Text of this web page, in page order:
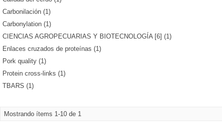
Carbonilación (1)
Carbonylation (1)
CIENCIAS AGROPECUARIAS Y BIOTECNOLOGÍA [6] (1)
Enlaces cruzados de proteínas (1)
Pork quality (1)
Protein cross-links (1)
TBARS (1)
Mostrando ítems 1-10 de 1